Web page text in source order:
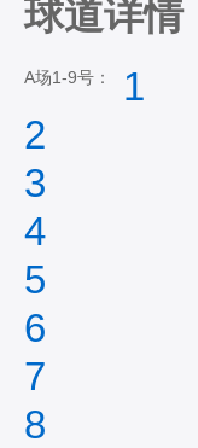
球道详情
A场1-9号：
1
2
3
4
5
6
7
8